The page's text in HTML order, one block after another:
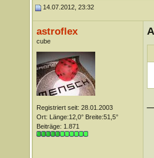
14.07.2012, 23:32
astroflex
cube
Registriert seit: 28.01.2003
Ort: Länge:12,0° Breite:51,5°
Beiträge: 1.871